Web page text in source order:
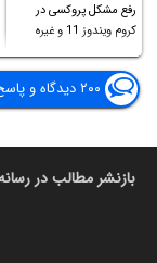
رفع مشکل پروکسی در
کروم ویندوز 11 و غیره
۲۰۰ دیدگاه و پاسخ آخر
بازنشر مطالب در